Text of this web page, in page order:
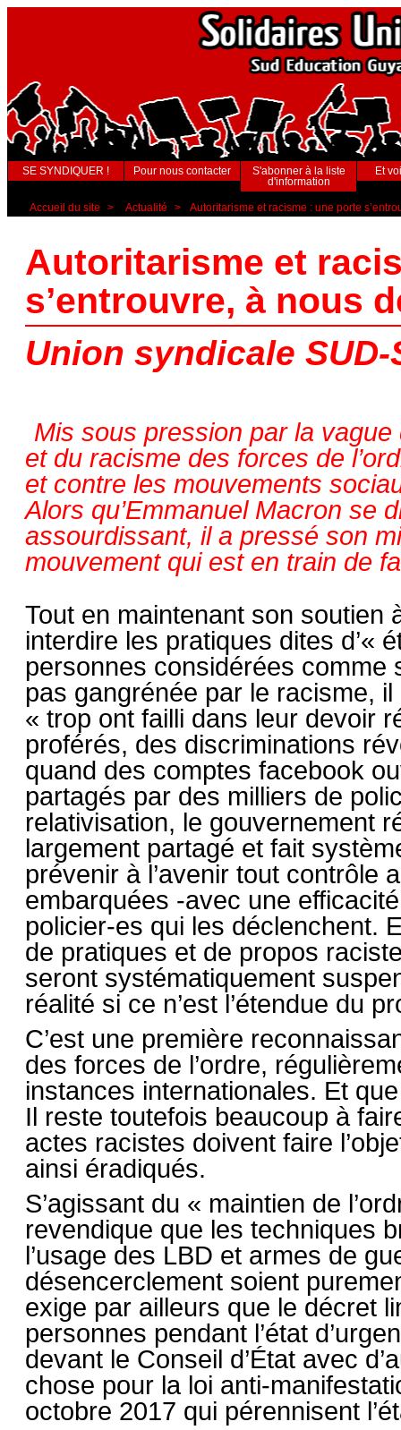
SE SYNDIQUER ! Pour nous contacter
S'abonner à la liste
d'information
Et
Accueil du site > Actualité > Autoritarisme et racisme : une porte
Autoritarisme et
s’entrouvre, à nous
Union syndicale SUD-
Mis sous pression par la
et du racisme des forces de
et contre les mouvements
Alors qu’Emmanuel Macron se
assourdissant, il a pressé son
mouvement qui est en train de
Tout en maintenant son soutien
interdire les pratiques dites d’«
personnes considérées comme
pas gangrénée par le racisme,
« trop ont failli dans leur devoir
proférés, des discriminations
quand des comptes facebook
partagés par des milliers de
relativisation, le gouvernement
largement partagé et fait
prévenir à l’avenir tout contrôle
embarquées -avec une
policier-es qui les déclenchent.
de pratiques et de propos
seront systématiquement
réalité si ce n’est l’étendue du
C’est une première
des forces de l’ordre,
instances internationales. Et
Il reste toutefois beaucoup à
actes racistes doivent faire
ainsi éradiqués.
S’agissant du « maintien de
revendique que les techniques
l’usage des LBD et armes de
désencerclement soient
exige par ailleurs que le décret
personnes pendant l’état
devant le Conseil d’État avec
chose pour la loi anti-
octobre 2017 qui pérennisent